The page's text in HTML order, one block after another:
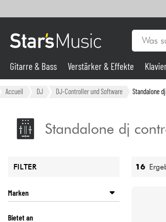
Gitarre & Bass
Violinen & Quartett
Gitarre & Bass Verstärker & Effekte
Accueil DJ DJ-Controller und Software Standalone
Standalone dj
FILTER
Marken
Bietet an
16